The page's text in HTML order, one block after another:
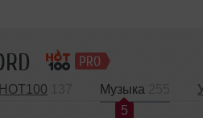
HOT100
Музыка
5